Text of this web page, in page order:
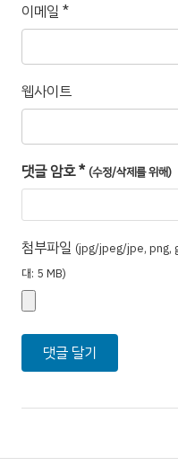
이메일 *
웹사이트
댓글 암호* (수정/삭제를 위해)
첨부파일 (jpg/jpeg/jpe, png,
대: 5 MB)